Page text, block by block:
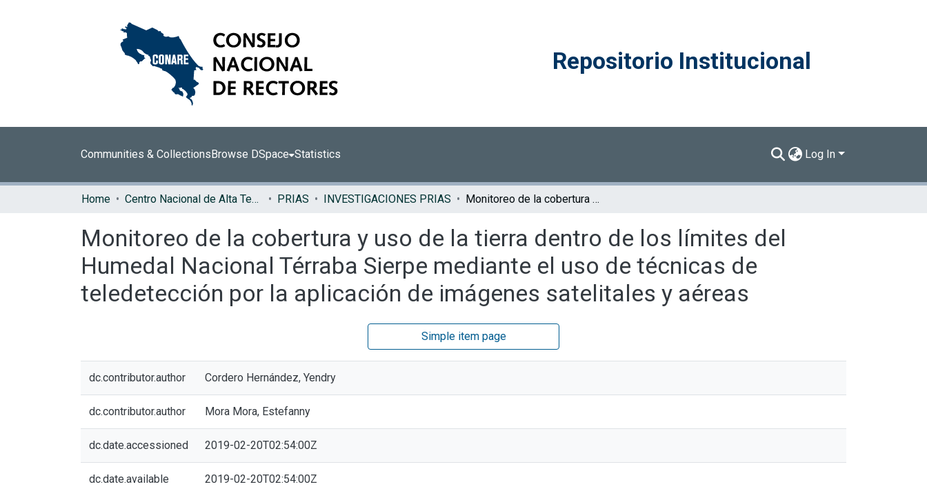
Repositorio Institucional
Communities & CollectionsBrowse DSpace Statistics Log In
Home Centro Nacional de Alta Tecnología (CENAT) PRIAS INVESTIGACIONES PRIAS Monitoreo de la cobertura y uso de la tierra dentro de los límites del Humedal Nacional Térraba Sierpe mediante el uso de técnicas de teledetección por la aplicación de imágenes satelitales y aéreas
Monitoreo de la cobertura y uso de la tierra dentro de los límites del
Humedal Nacional Térraba Sierpe mediante el uso de técnicas de
teledetección por la aplicación de imágenes satelitales y aéreas
Simple item page
dc.contributor.author Cordero Hernández, Yendry
dc.contributor.author Mora Mora, Estefanny
dc.date.accessioned 2019-02-20T02:54:00Z
dc.date.available 2019-02-20T02:54:00Z